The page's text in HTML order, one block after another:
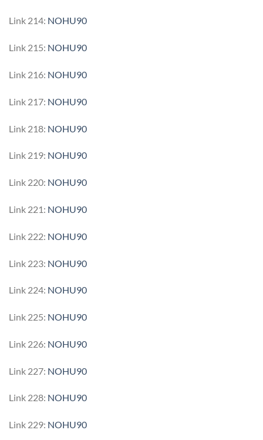
Link 214: NOHU90
Link 215: NOHU90
Link 216: NOHU90
Link 217: NOHU90
Link 218: NOHU90
Link 219: NOHU90
Link 220: NOHU90
Link 221: NOHU90
Link 222: NOHU90
Link 223: NOHU90
Link 224: NOHU90
Link 225: NOHU90
Link 226: NOHU90
Link 227: NOHU90
Link 228: NOHU90
Link 229: NOHU90